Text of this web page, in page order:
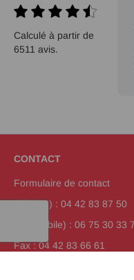
Calculé à partir de
6511 avis.
02/08/2026
CONTACT
Formulaire de contact
Tél (fixe) : 04 42 83 87 50
Tél (mobile) : 06 75 30 33
Fax : 04 42 83 66 61